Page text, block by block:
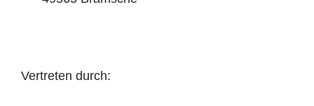
Vertreten durch: